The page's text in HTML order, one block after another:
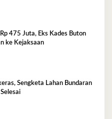
475 Juta, Eks Kades Buton
ke Kejaksaan
Sengketa Lahan Bundaran